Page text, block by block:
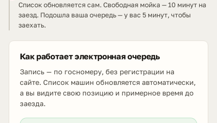
Список обновляется сам. Свободная мойка — 10 минут на
заезд. Подошла ваша очередь — у вас 5 минут, чтобы
заехать.
Как работает электронная очередь
Запись — по госномеру, без регистрации на
сайте. Список машин обновляется автоматически,
а вы видите свою позицию и примерное время до
заезда.